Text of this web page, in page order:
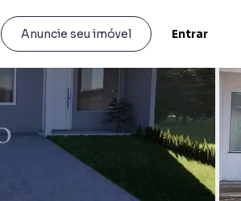
Anuncie seu imóvel Entrar